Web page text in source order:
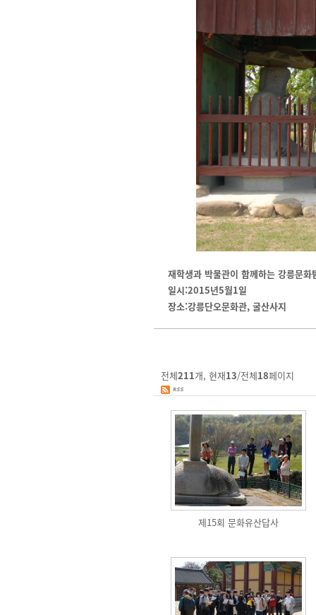
재학생과 박물관이 함께하는 강릉문
일시:2015년5월1일
장소:강릉단오문화관, 굴산사지
전체211개, 현재13/전체18페이지
제15회 문화유산답사